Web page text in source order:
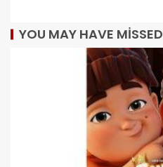
YOU MAY HAVE MISSED